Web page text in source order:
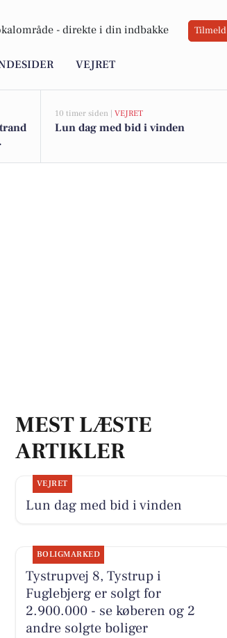
- direkte i din indbakke Tilmeld
VEJRET
10 timer siden | VEJRET
Lun dag med bid i vinden
MEST LÆSTE
ARTIKLER
VEJRET
Lun dag med bid i vinden
BOLIGMARKED
Tystrupvej 8, Tystrup i
Fuglebjerg er solgt for
2.900.000 - se køberen og 2
andre solgte boliger